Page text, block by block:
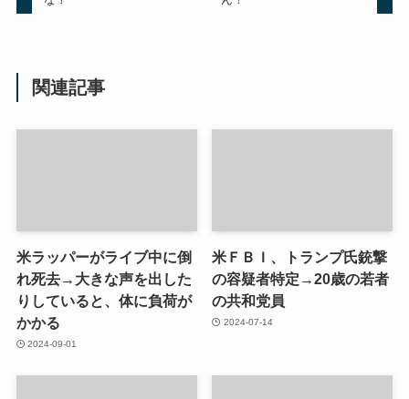
関連記事
米ラッパーがライブ中に倒
れ死去→大きな声を出した
りしていると、体に負荷が
かかる
2024-09-01
米ＦＢＩ、トランプ氏銃撃
の容疑者特定→20歳の若者
の共和党員
2024-07-14